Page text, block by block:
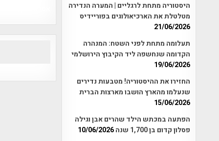
היסטוריה מתחת לרגליים | המערה הנדירה
מטלטלת את הארכיאולוגים בפוריידיס
21/06/2026
תעלומה מתחת לפני השטח: המנהרה
הקדומה שנחשפה ליד הקיבוץ הירושלמי
19/06/2026
החזירו את ההיסטוריה! מטבעות נדירים
שנעלמו מהארץ הושבו מארצות הברית
15/06/2026
הפתעה במכתש הילד שהרים אבן וגילה
פסלון קדום בן 1,700 שנה
10/06/2026